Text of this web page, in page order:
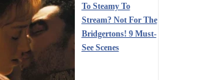
To Steamy To
Stream? Not For The
Bridgertons! 9 Must-
See Scenes